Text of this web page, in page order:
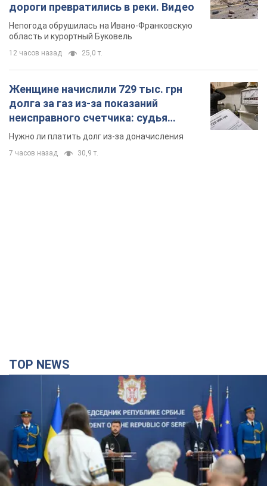
дороги превратились в реки. Видео
Непогода обрушилась на Ивано-Франковскую
область и курортный Буковель
12 часов назад 25,0 т.
Женщине начислили 729 тыс. грн
долга за газ из-за показаний
неисправного счетчика: судья
вынес неожиданное решение
Нужно ли платить долг из-за доначисления
7 часов назад 30,9 т.
TOP NEWS